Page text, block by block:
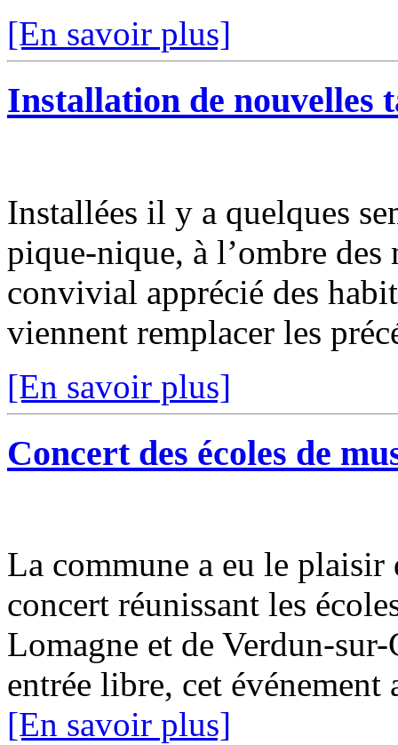
[En savoir plus]
Installation de nouvelles
Installées il y a quelques
pique-nique, à l’ombre
convivial apprécié des
viennent remplacer les
[En savoir plus]
Concert des écoles de
La commune a eu le
concert réunissant les
Lomagne et de Verdun-
entrée libre, cet événement
[En savoir plus]